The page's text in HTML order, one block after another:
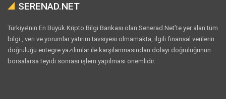
SERENAD.NET
Türkiye’nin En Büyük Kripto Bilgi Bankası olan Senerad.Net’te yer alan tüm
bilgi , veri ve yorumlar yatırım tavsiyesi olmamakta, ilgili finansal verilerin
doğruluğu entegre yazılımlar ile karşılanmasından dolayı doğruluğunun
borsalarsa teyidi sonrası işlem yapılması önemlidir.